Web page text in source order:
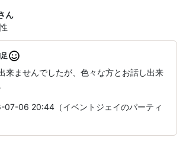
ん
来ませんでしたが、色々な方とお話し出来
07-06 20:44（イベントジェイのパーティ